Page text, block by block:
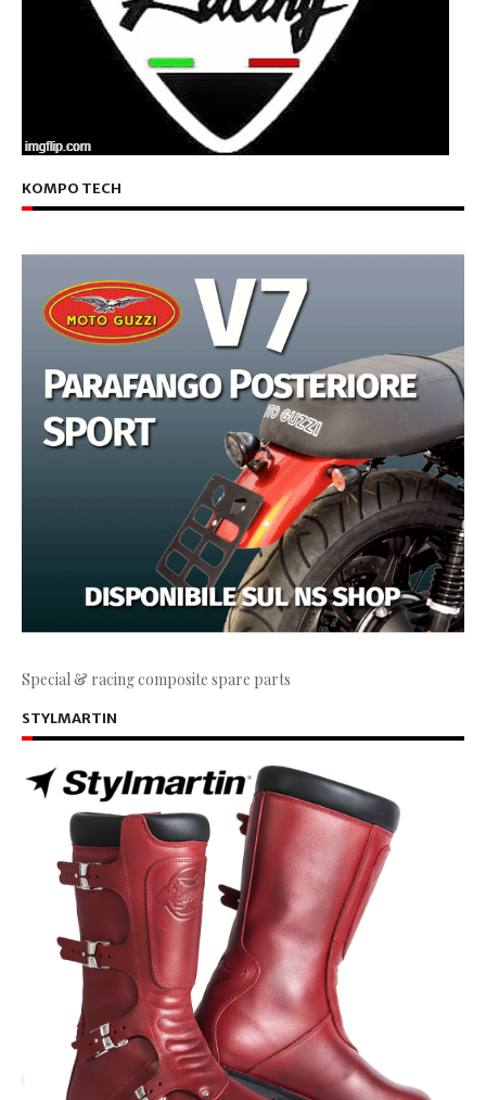
KOMPO TECH
Special & racing composite spare parts
STYLMARTIN